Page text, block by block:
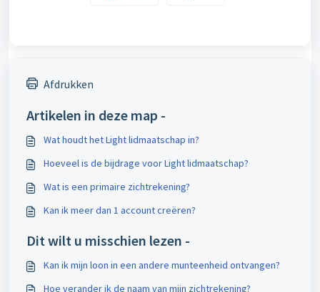
Afdrukken
Artikelen in deze map -
Wat houdt het Light lidmaatschap in?
Hoeveel is de bijdrage voor Light lidmaatschap?
Wat is een primaire zichtrekening?
Kan ik meer dan 1 account creëren?
Dit wilt u misschien lezen -
Kan ik mijn loon in een andere munteenheid ontvangen?
Hoe verander ik de naam van mijn zichtrekening?